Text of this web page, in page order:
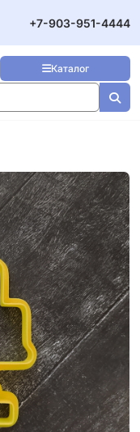
+7-903-951-4444
Каталог